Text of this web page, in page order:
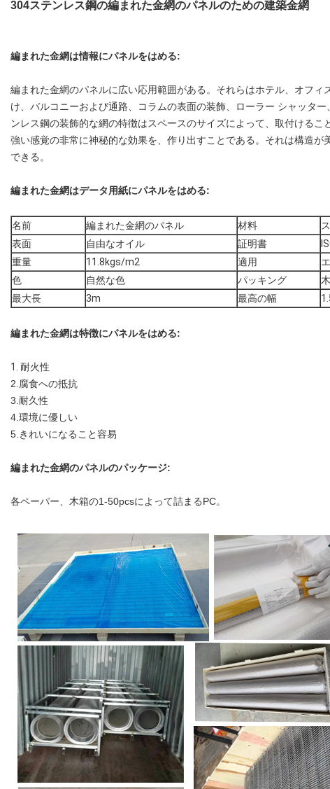
304ステンレス鋼の編まれた金網のパネルのための建築金網
編まれた金網は情報にパネルをはめる:
編まれた金網のパネルに広い応用範囲がある。それらはホテル、オフィ
け、バルコニーおよび通路、コラムの表面の装飾、ローラー シャッタ
ンレス鋼の装飾的な網の特徴はスペースのサイズによって、取付ける
強い感覚の非常に神秘的な効果を、作り出すことである。それは構造
できる。
編まれた金網はデータ用紙にパネルをはめる:
名前 編まれた金網のパネル 材料
表面
自由なオイル 証明書
重量
11.8kgs/m2 適用
色
自然な色 パッキング
最大長
3m 最高の幅
編まれた金網は特徴にパネルをはめる:
1. 耐火性
2.腐食への抵抗
3.耐久性
4.環境に優しい
5.きれいになること容易
編まれた金網のパネルのパッケージ:
各ペーパー、木箱の1-50pcsによって詰まるPC。